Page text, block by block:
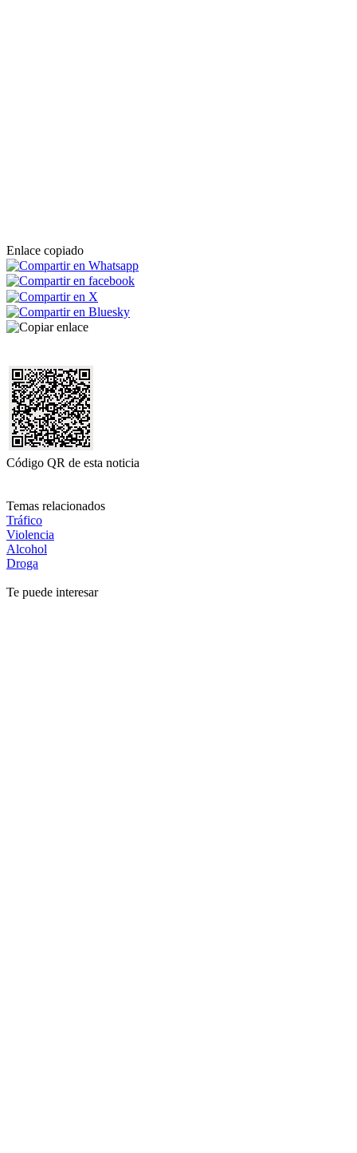
Enlace copiado
Código QR de esta noticia
Temas relacionados
Tráfico
Violencia
Alcohol
Droga
Te puede interesar